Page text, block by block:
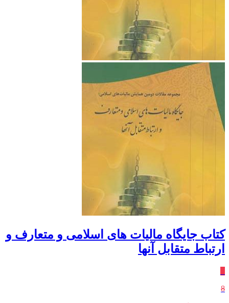
کتاب جایگاه مالیات های اسلامی و متعارف و
ارتباط متقابل آنها
8